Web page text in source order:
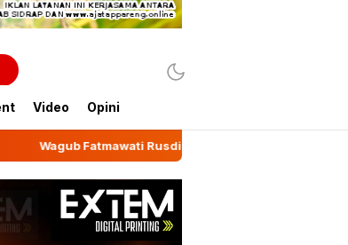
Video Opini
Rusdi Lepas Ekspor 10,2 Ton Kemiri Luwu ke Jeddah